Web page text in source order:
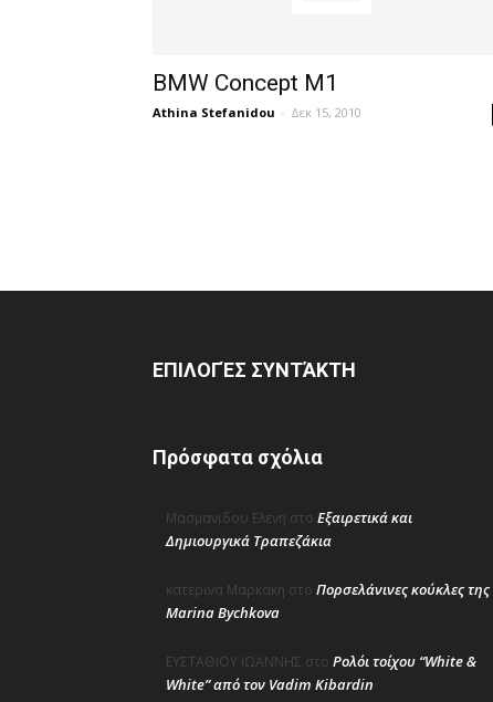
BMW Concept M1
Athina Stefanidou - Δεκ 15, 2010
ΕΠΙΛΟΓΈΣ ΣΥΝΤΆΚΤΗ
Πρόσφατα σχόλια
Μασμανιδου Ελενη στο Εξαιρετικά και
Δημιουργικά Τραπεζάκια
κατερινα Μαρκακη στο Πορσελάνινες κούκλες της
Marina Bychkova
ΕΥΣΤΑΘΙΟΥ ΙΩΑΝΝΗΣ στο Ρολόι τοίχου “White &
White” από τον Vadim Kibardin